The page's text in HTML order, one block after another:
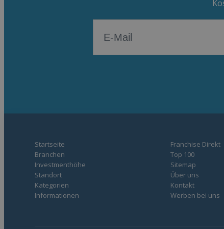
Startseite
Branchen
Investmenthöhe
Standort
Kategorien
Informationen
Franchise Direkt
Top 100
Sitemap
Über uns
Kontakt
Werben bei uns